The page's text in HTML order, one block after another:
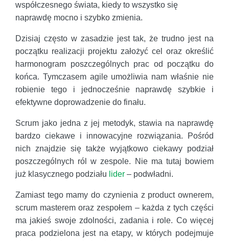
współczesnego świata, kiedy to wszystko się
naprawdę mocno i szybko zmienia.
Dzisiaj często w zasadzie jest tak, że trudno jest na
początku realizacji projektu założyć cel oraz określić
harmonogram poszczególnych prac od początku do
końca. Tymczasem agile umożliwia nam właśnie nie
robienie tego i jednocześnie naprawdę szybkie i
efektywne doprowadzenie do finału.
Scrum jako jedna z jej metodyk, stawia na naprawdę
bardzo ciekawe i innowacyjne rozwiązania. Pośród
nich znajdzie się także wyjątkowo ciekawy podział
poszczególnych ról w zespole. Nie ma tutaj bowiem
już klasycznego podziału lider – podwładni.
Zamiast tego mamy do czynienia z product ownerem,
scrum masterem oraz zespołem – każda z tych części
ma jakieś swoje zdolności, zadania i role. Co więcej
praca podzielona jest na etapy, w których podejmuje